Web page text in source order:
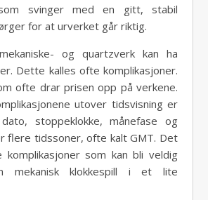
svinger med en gitt, stabil
for at urverket går riktig.
og quartzverk kan ha
Dette kalles ofte komplikasjoner.
ofte drar prisen opp på verkene.
utover tidsvisning er
stoppeklokke, månefase og
flere tidssoner, ofte kalt GMT. Det
komplikasjoner som kan bli veldig
mekanisk klokkespill i et lite